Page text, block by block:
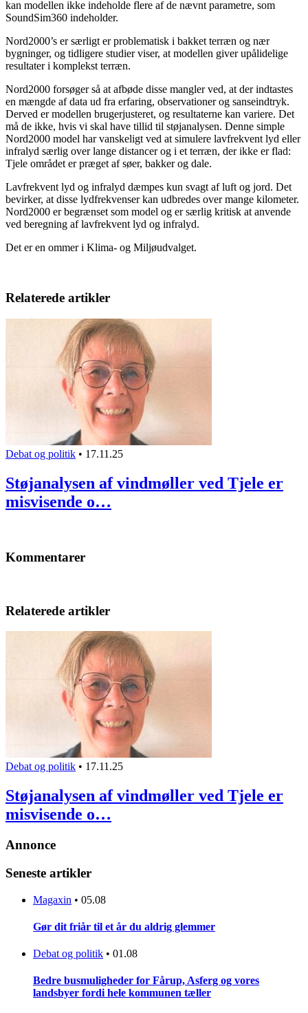
kan modellen ikke indeholde flere af de nævnt parametre, som
SoundSim360 indeholder.
Nord2000’s er særligt er problematisk i bakket terræn og nær
bygninger, og tidligere studier viser, at modellen giver upålidelige
resultater i komplekst terræn.
Nord2000 forsøger så at afbøde disse mangler ved, at der indtastes
en mængde af data ud fra erfaring, observationer og sanseindtryk.
Derved er modellen brugerjusteret, og resultaterne kan variere. Det
må de ikke, hvis vi skal have tillid til støjanalysen. Denne simple
Nord2000 model har vanskeligt ved at simulere lavfrekvent lyd eller
infralyd særlig over lange distancer og i et terræn, der ikke er flad:
Tjele området er præget af søer, bakker og dale.
Lavfrekvent lyd og infralyd dæmpes kun svagt af luft og jord. Det
bevirker, at disse lydfrekvenser kan udbredes over mange kilometer.
Nord2000 er begrænset som model og er særlig kritisk at anvende
ved beregning af lavfrekvent lyd og infralyd.
Det er en ommer i Klima- og Miljøudvalget.
Relaterede artikler
Debat og politik • 17.11.25
Støjanalysen af vindmøller ved Tjele er
misvisende o…
Kommentarer
Relaterede artikler
Debat og politik • 17.11.25
Støjanalysen af vindmøller ved Tjele er
misvisende o…
Annonce
Seneste artikler
Magaxin • 05.08
Gør dit friår til et år du aldrig glemmer
Debat og politik • 01.08
Bedre busmuligheder for Fårup, Asferg og vores
landsbyer fordi hele kommunen tæller